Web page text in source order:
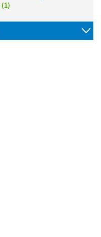
(1)